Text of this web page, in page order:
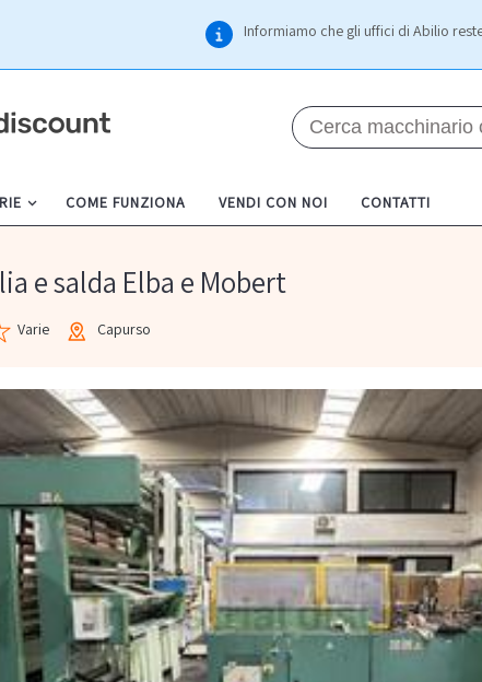
Informiamo che gli uffici di Abilio
COME FUNZIONA VENDI CON NOI CONTATTI
e salda Elba e Mobert
Varie Capurso